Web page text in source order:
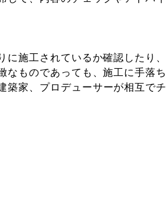
に施工されているか確認したり
なものであっても、施工に手落
築家、プロデューサーが相互で